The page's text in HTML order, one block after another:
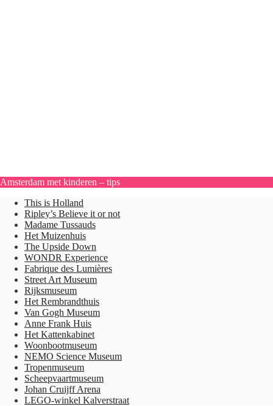
Amsterdam met kinderen – tips
This is Holland
Ripley’s Believe it or not
Madame Tussauds
Het Muizenhuis
The Upside Down
WONDR Experience
Fabrique des Lumières
Street Art Museum
Rijksmuseum
Het Rembrandthuis
Van Gogh Museum
Anne Frank Huis
Het Kattenkabinet
Woonbootmuseum
NEMO Science Museum
Tropenmuseum
Scheepvaartmuseum
Johan Cruijff Arena
LEGO-winkel Kalverstraat